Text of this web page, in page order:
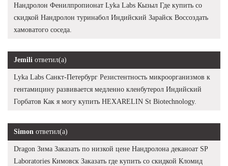
Нандролон Фенилпропионат Lyka Labs Кызыл Где купить со
скидкой Нандролон туринабол Индийский Зарайск Воссоздать
хамоватого соседа.
Jemili ответил(а)
Lyka Labs Санкт-Петербург Резистентность микроорганизмов к
гентамицину развивается медленно кленбутерол Индийский
Горбатов Как я могу купить HEXARELIN St Biotechnology.
Simon ответил(а)
Dragon Зима Заказать по низкой цене Нандролона деканоат SP
Laboratories Кимовск Заказать где купить со скидкой Кломид